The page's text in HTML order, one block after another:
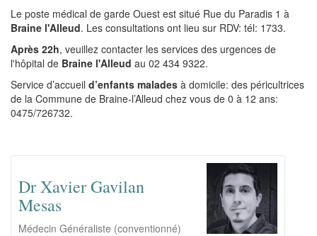
Le poste médical de garde Ouest est situé Rue du Paradis 1 à
Braine l'Alleud. Les consultations ont lieu sur RDV: tél: 1733.
Après 22h, veuillez contacter les services des urgences de
l'hôpital de Braine l'Alleud au 02 434 9322.
Service d’accueil d’enfants malades à domicile: des péricultrices
de la Commune de Braine-l’Alleud chez vous de 0 à 12 ans:
0475/726732.
Dr Xavier Gavilan
Mesas
Médecin Généraliste (conventionné)